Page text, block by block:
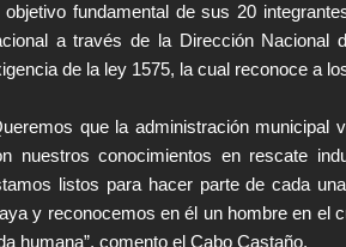
objetivo fundamental de sus 20
a través de la Dirección Nacional
de la ley 1575, la cual reconoce a
que la administración municipal
nuestros conocimientos en rescate
listos para hacer parte de cada
y reconocemos en él un hombre en el
humana”, comento el Cabo Castaño.